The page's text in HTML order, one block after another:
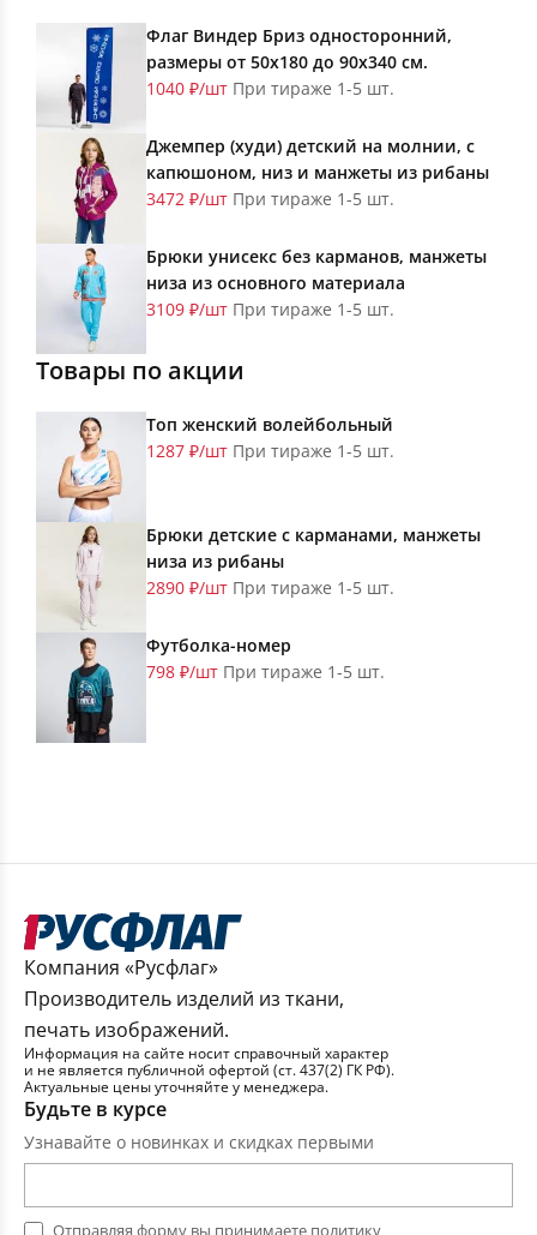
Флаг Виндер Бриз односторонний,
размеры от 50х180 до 90х340 см.
1040 ₽/шт При тираже 1-5 шт.
Джемпер (худи) детский на молнии, с
капюшоном, низ и манжеты из рибаны
3472 ₽/шт При тираже 1-5 шт.
Брюки унисекс без карманов, манжеты
низа из основного материала
3109 ₽/шт При тираже 1-5 шт.
Товары по акции
Топ женский волейбольный
1287 ₽/шт При тираже 1-5 шт.
Брюки детские с карманами, манжеты
низа из рибаны
2890 ₽/шт При тираже 1-5 шт.
Футболка-номер
798 ₽/шт При тираже 1-5 шт.
Компания «Русфлаг»
Производитель изделий из ткани,
печать изображений.
Информация на сайте носит справочный характер
и не является публичной офертой (ст. 437(2) ГК РФ).
Актуальные цены уточняйте у менеджера.
Будьте в курсе
Узнавайте о новинках и скидках первыми
Отправляя форму вы принимаете политику